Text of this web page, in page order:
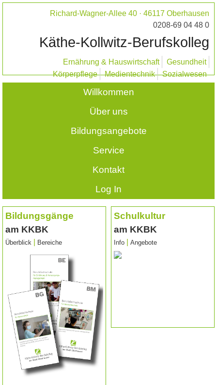
Richard-Wagner-Allee 40 · 46117 Oberhausen
0208-69 04 48 0
Käthe-Kollwitz-Berufskolleg
Ernährung & Hauswirtschaft
Gesundheit
Körperpflege
Medientechnik Sozialwesen
Willkommen
Über uns
Bildungsangebote
Service
Kontakt
Log In
Bildungsgänge
am KKBK
Überblick Bereiche
Schulkultur
am KKBK
Info Angebote